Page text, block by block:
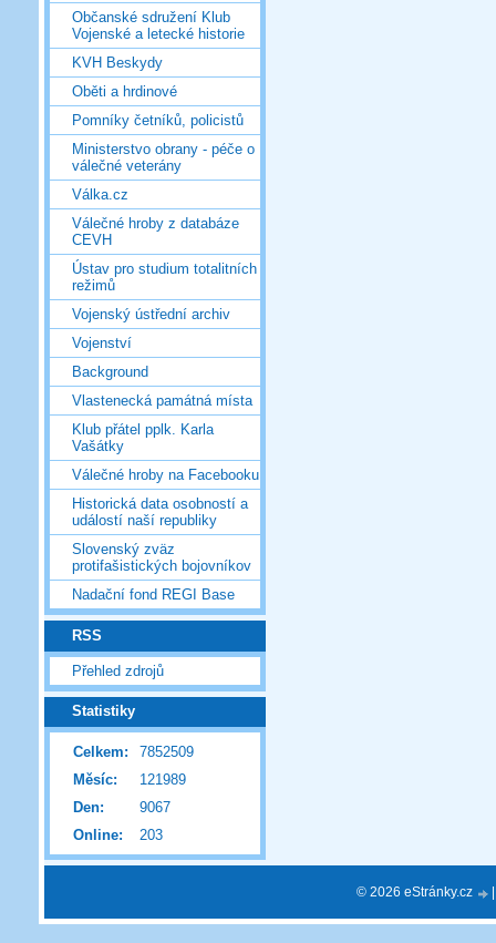
Občanské sdružení Klub
Vojenské a letecké historie
KVH Beskydy
Oběti a hrdinové
Pomníky četníků, policistů
Ministerstvo obrany - péče o
válečné veterány
Válka.cz
Válečné hroby z databáze
CEVH
Ústav pro studium totalitních
režimů
Vojenský ústřední archiv
Vojenství
Background
Vlastenecká památná místa
Klub přátel pplk. Karla
Vašátky
Válečné hroby na Facebooku
Historická data osobností a
událostí naší republiky
Slovenský zväz
protifašistických bojovníkov
Nadační fond REGI Base
RSS
Přehled zdrojů
Statistiky
Online: 203
Celkem:
7852509
Měsíc:
121989
Den:
9067
© 2026 eStránky.cz